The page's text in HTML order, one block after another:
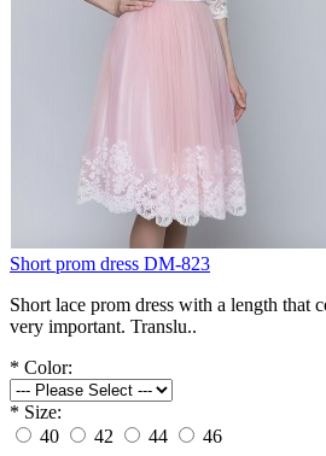
Short prom dress DM-823
Short lace prom dress with a length that
very important. Translu..
* Color:
* Size:
40
42 44 46